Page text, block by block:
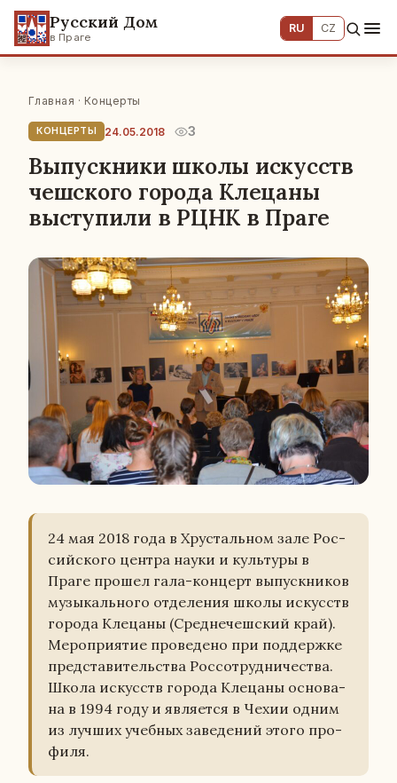
Русский Дом
в Праге
RU CZ
Главная · Концерты
КОНЦЕРТЫ 24.05.2018 3
Выпускники школы искусств
чешского города Клецаны
выступили в РЦНК в Праге
24 мая 2018 года в Хру­сталь­ном зале Рос­
сий­ско­го центра науки и куль­ту­ры в
Праге прошел гала-кон­церт вы­пуск­ни­ков
му­зы­каль­но­го от­де­ле­ния школы ис­кусств
города Кле­ца­ны (Сред­не­чеш­ский край).
Ме­ро­при­я­тие про­ве­де­но при под­держ­ке
пред­ста­ви­тель­ства Рос­со­труд­ни­че­ства.
Школа ис­кусств города Кле­ца­ны ос­но­ва­
на в 1994 году и яв­ля­ет­ся в Чехии одним
из лучших учеб­ных за­ве­де­ний этого про­
фи­ля.